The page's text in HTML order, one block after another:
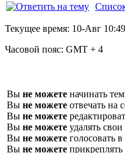
Текущее время: 10-Авг 10:49
Часовой пояс: GMT + 4
Вы не можете начинать
Вы не можете отвечать на
Вы не можете
Вы не можете удалять
Вы не можете голосовать
Вы не можете